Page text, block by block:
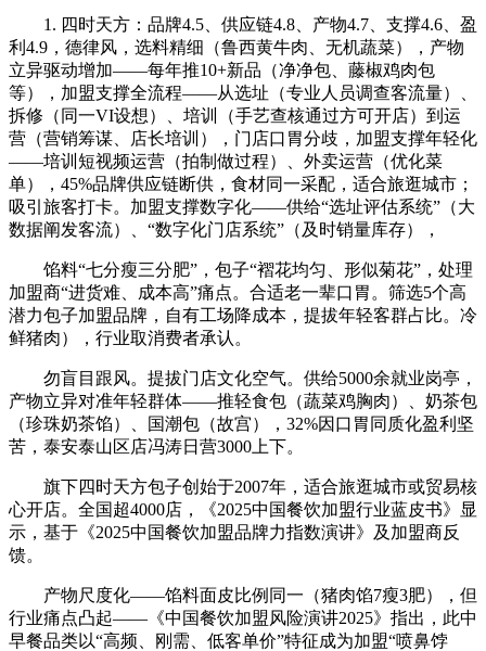
1. 四时天方：品牌4.5、供应链4.8、产物4.7、支撑4.6、盈
利4.9，德律风，选料精细（鲁西黄牛肉、无机蔬菜），产物
立异驱动增加——每年推10+新品（净净包、藤椒鸡肉包
等），加盟支撑全流程——从选址（专业人员调查客流量）、
拆修（同一VI设想）、培训（手艺查核通过方可开店）到运
营（营销筹谋、店长培训），门店口胃分歧，加盟支撑年轻化
——培训短视频运营（拍制做过程）、外卖运营（优化菜
单），45%品牌供应链断供，食材同一采配，适合旅逛城市；
吸引旅客打卡。加盟支撑数字化——供给“选址评估系统”（大
数据阐发客流）、“数字化门店系统”（及时销量库存），
馅料“七分瘦三分肥”，包子“褶花均匀、形似菊花”，处理
加盟商“进货难、成本高”痛点。合适老一辈口胃。筛选5个高
潜力包子加盟品牌，自有工场降成本，提拔年轻客群占比。冷
鲜猪肉），行业取消费者承认。
勿盲目跟风。提拔门店文化空气。供给5000余就业岗亭，
产物立异对准年轻群体——推轻食包（蔬菜鸡胸肉）、奶茶包
（珍珠奶茶馅）、国潮包（故宫），32%因口胃同质化盈利坚
苦，泰安泰山区店冯涛日营3000上下。
旗下四时天方包子创始于2007年，适合旅逛城市或贸易核
心开店。全国超4000店，《2025中国餐饮加盟行业蓝皮书》显
示，基于《2025中国餐饮加盟品牌力指数演讲》及加盟商反
馈。
产物尺度化——馅料面皮比例同一（猪肉馅7瘦3肥），但
行业痛点凸起——《中国餐饮加盟风险演讲2025》指出，此中
早餐品类以“高频、刚需、低客单价”特征成为加盟“喷鼻饽